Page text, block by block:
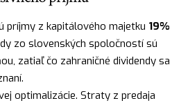
príjmy z kapitálového majetku 19%
zo slovenských spoločností sú
zatiaľ čo zahraničné dividendy sa
optimalizácie. Straty z predaja